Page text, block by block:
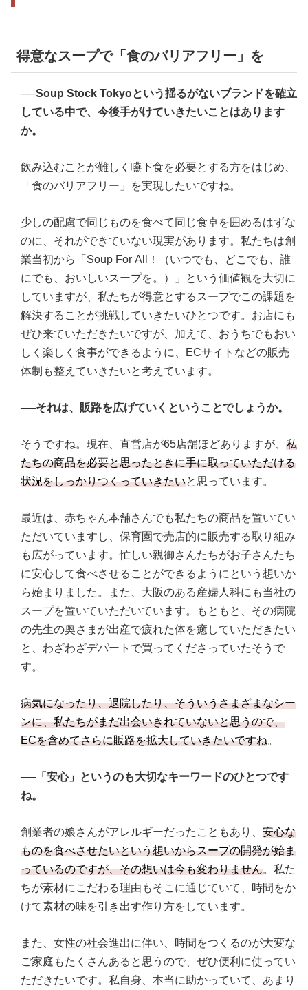
得意なスープで「食のバリアフリー」を
──Soup Stock Tokyoという揺るがないブランドを確立
している中で、今後手がけていきたいことはあります
か。
飲み込むことが難しく嚥下食を必要とする方をはじめ、
「食のバリアフリー」を実現したいですね。
少しの配慮で同じものを食べて同じ食卓を囲めるはずな
のに、それができていない現実があります。私たちは創
業当初から「Soup For All！（いつでも、どこでも、誰
にでも、おいしいスープを。）」という価値観を大切に
していますが、私たちが得意とするスープでこの課題を
解決することが挑戦していきたいひとつです。お店にも
ぜひ来ていただきたいですが、加えて、おうちでもおい
しく楽しく食事ができるように、ECサイトなどの販売
体制も整えていきたいと考えています。
──それは、販路を広げていくということでしょうか。
そうですね。現在、直営店が65店舗ほどありますが、 私
たちの商品を必要と思ったときに手に取っていただける
状況をしっかりつくっていきたいと思っています。
最近は、赤ちゃん本舗さんでも私たちの商品を置いてい
ただいていますし、保育園で売店的に販売する取り組み
も広がっています。忙しい親御さんたちがお子さんたち
に安心して食べさせることができるようにという想いか
ら始まりました。また、大阪のある産婦人科にも当社の
スープを置いていただいています。もともと、その病院
の先生の奥さまが出産で疲れた体を癒していただきたい
と、わざわざデパートで買ってくださっていたそうで
す。
病気になったり、退院したり、そういうさまざまなシー
ンに、私たちがまだ出会いきれていないと思うので、
ECを含めてさらに販路を拡大していきたいですね。
──「安心」というのも大切なキーワードのひとつです
ね。
創業者の娘さんがアレルギーだったこともあり、 安心な
ものを食べさせたいという想いからスープの開発が始ま
っているのですが、その想いは今も変わりません。私た
ちが素材にこだわる理由もそこに通じていて、時間をか
けて素材の味を引き出す作り方をしています。
また、女性の社会進出に伴い、時間をつくるのが大変な
ご家庭もたくさんあると思うので、ぜひ便利に使ってい
ただきたいです。私自身、本当に助かっていて、あまり